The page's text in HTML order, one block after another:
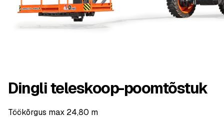
Dingli teleskoop-poomtõstuk
Töökõrgus max 24,80 m